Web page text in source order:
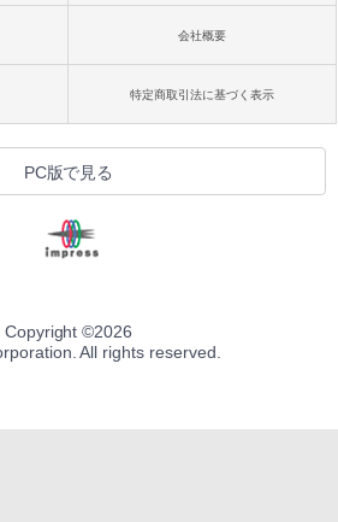
会社概要
特定商取引法に基づく表示
PC版で見る
Copyright ©2026
All rights reserved.